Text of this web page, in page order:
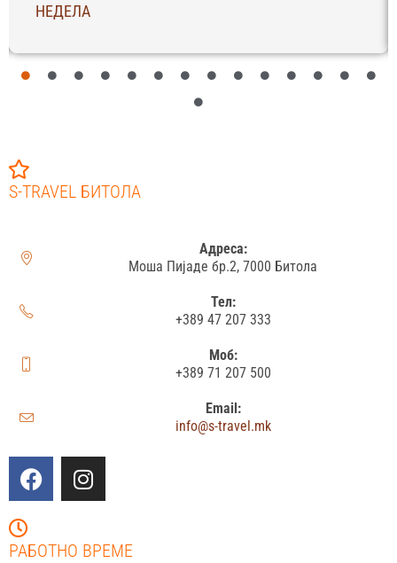
НЕДЕЛА
S-TRAVEL БИТОЛА
Адреса:
Моша Пијаде бр.2, 7000 Битола
Тел:
+389 47 207 333
Моб:
+389 71 207 500
Email:
info@s-travel.mk
РАБОТНО ВРЕМЕ